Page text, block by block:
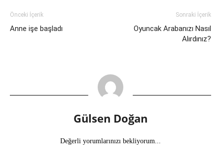
Önceki İçerik
Anne işe başladı
Sonraki İçerik
Oyuncak Arabanızı Nasıl
Alırdınız?
Gülsen Doğan
Değerli yorumlarınızı bekliyorum...